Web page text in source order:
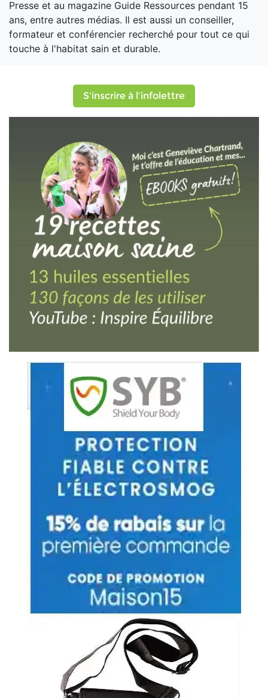
Presse et au magazine Guide Ressources pendant 15
ans, entre autres médias. Il est aussi un conseiller,
formateur et conférencier recherché pour tout ce qui
touche à l'habitat sain et durable.
S'inscrire à l'infolettre